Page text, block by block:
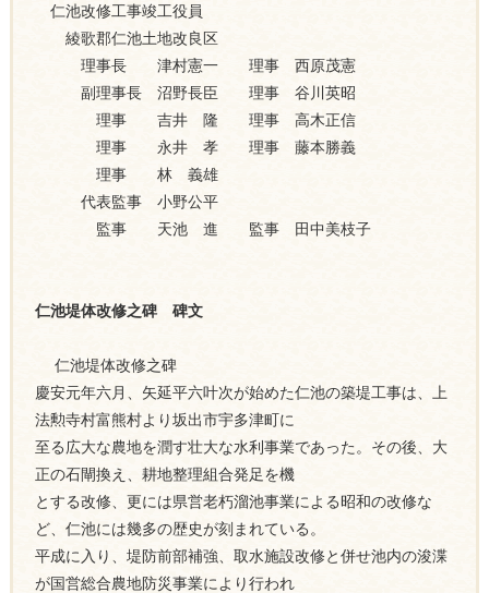
仁池改修工事竣工役員
綾歌郡仁池土地改良区
理事長 津村憲一 理事 西原茂憲
副理事長 沼野長臣 理事 谷川英昭
理事 吉井 隆 理事 高木正信
理事 永井 孝 理事 藤本勝義
理事 林 義雄
代表監事 小野公平
監事 天池 進 監事 田中美枝子
仁池堤体改修之碑 碑文
仁池堤体改修之碑
慶安元年六月、矢延平六叶次が始めた仁池の築堤工事は、上
法勲寺村富熊村より坂出市宇多津町に
至る広大な農地を潤す壮大な水利事業であった。その後、大
正の石閘換え、耕地整理組合発足を機
とする改修、更には県営老朽溜池事業による昭和の改修な
ど、仁池には幾多の歴史が刻まれている。
平成に入り、堤防前部補強、取水施設改修と併せ池内の浚渫
が国営総合農地防災事業により行われ